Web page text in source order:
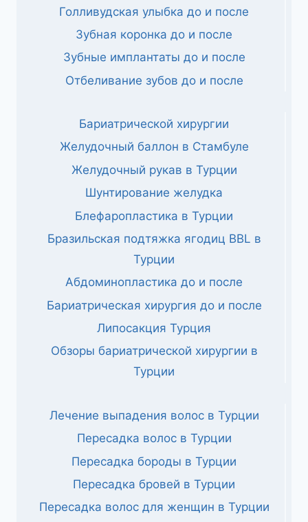
Голливудская улыбка до и после
Зубная коронка до и после
Зубные имплантаты до и после
Отбеливание зубов до и после
Бариатрической хирургии
Желудочный баллон в Стамбуле
Желудочный рукав в Турции
Шунтирование желудка
Блефаропластика в Турции
Бразильская подтяжка ягодиц BBL в
Турции
Абдоминопластика до и после
Бариатрическая хирургия до и после
Липосакция Турция
Обзоры бариатрической хирургии в
Турции
Лечение выпадения волос в Турции
Пересадка волос в Турции
Пересадка бороды в Турции
Пересадка бровей в Турции
Пересадка волос для женщин в Турции